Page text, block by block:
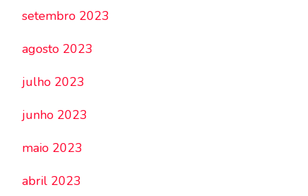
setembro 2023
agosto 2023
julho 2023
junho 2023
maio 2023
abril 2023